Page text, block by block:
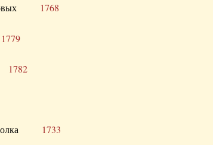
1768
1779
1782
полка 1733